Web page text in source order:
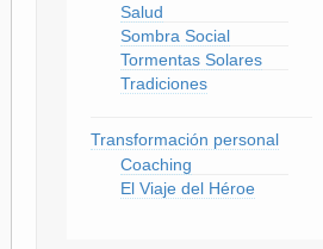
Salud
Sombra Social
Tormentas Solares
Tradiciones
Transformación personal
Coaching
El Viaje del Héroe